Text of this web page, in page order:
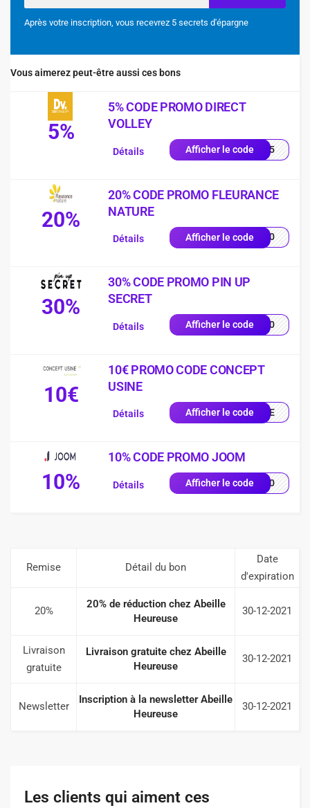
Après votre inscription, vous recevrez 5 secrets d'épargne
Vous aimerez peut-être aussi ces bons
5%
5% CODE PROMO DIRECT
VOLLEY
Afficher le codeLEY5
Détails
20%
20% CODE PROMO FLEURANCE
NATURE
Afficher le codeEU20
Détails
30%
30% CODE PROMO PIN UP
SECRET
Afficher le codeUP30
Détails
10€
10€ PROMO CODE CONCEPT
USINE
Afficher le codeENUE
Détails
10%
10% CODE PROMO JOOM
Afficher le codeNG10
Détails
Remise Détail du bon
Date
d'expiration
20%
20% de réduction chez Abeille
Heureuse
30-12-2021
Livraison
gratuite
Livraison gratuite chez Abeille
Heureuse
30-12-2021
Newsletter
Inscription à la newsletter Abeille
Heureuse
30-12-2021
Les clients qui aiment ces